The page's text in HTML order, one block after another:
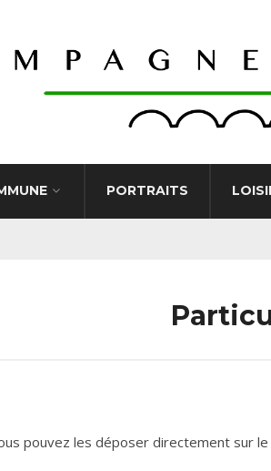
PORTRAITS
pouvez les déposer directement sur le